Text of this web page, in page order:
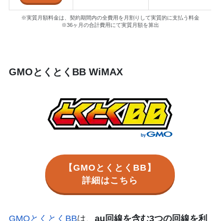
※実質月額料金は、契約期間内の全費用を月割りして実質的に支払う料金
※36ヶ月の合計費用にて実質月額を算出
GMOとくとくBB WiMAX
【GMOとくとくBB】
詳細はこちら
GMOとくとくBBは、 au回線を含む3つの回線を利